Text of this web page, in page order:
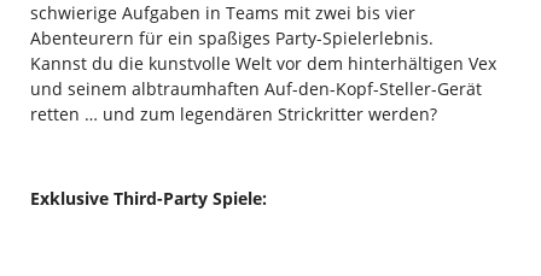
schwierige Aufgaben in Teams mit zwei bis vier
Abenteurern für ein spaßiges Party-Spielerlebnis.
Kannst du die kunstvolle Welt vor dem hinterhältigen Vex
und seinem albtraumhaften Auf-den-Kopf-Steller-Gerät
retten … und zum legendären Strickritter werden?
Exklusive Third-Party Spiele: